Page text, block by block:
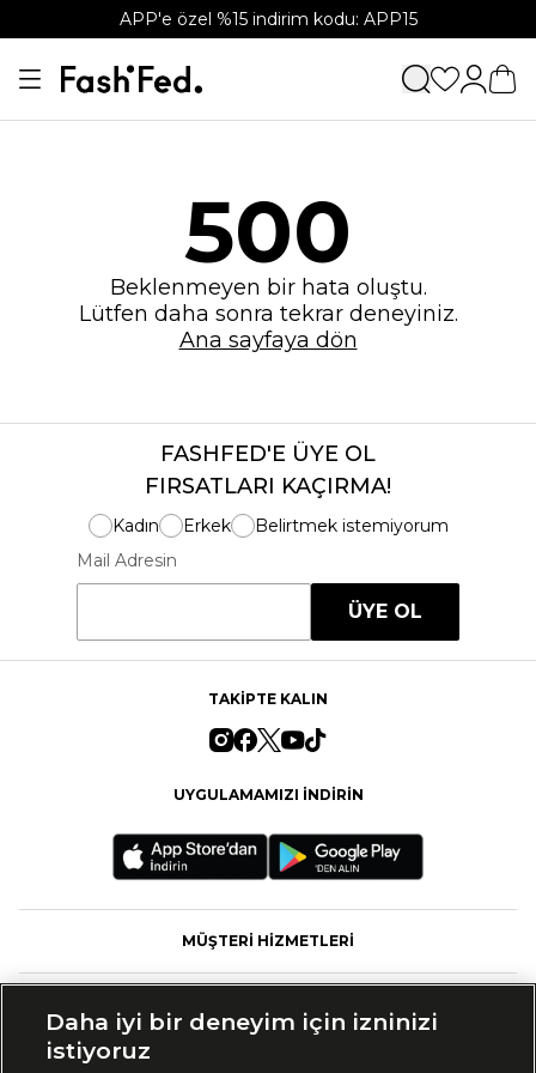
APP'e özel %15 indirim kodu: APP15
500
Beklenmeyen bir hata oluştu.
Lütfen daha sonra tekrar deneyiniz.
Ana sayfaya dön
FASHFED'E ÜYE OL
FIRSATLARI KAÇIRMA!
Kadın Erkek
Belirtmek istemiyorum
Mail Adresin
ÜYE OL
TAKİPTE KALIN
UYGULAMAMIZI İNDİRİN
MÜŞTERİ HİZMETLERİ
Daha iyi bir deneyim için izninizi
istiyoruz